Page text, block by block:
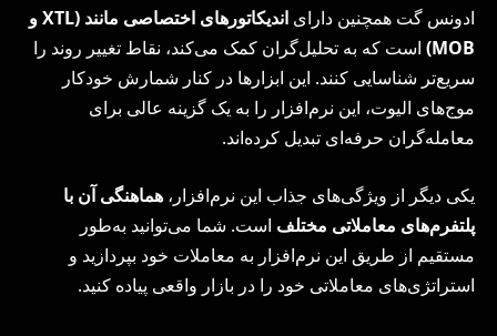
ادونس گت همچنین دارای اندیکاتورهای اختصاصی مانند (
XTLو
MOB
) است که به تحلیل‌گران کمک می‌کند، نقاط تغییر روند را
سریع‌تر شناسایی کنند. این ابزارها در کنار شمارش خودکار
موج‌های الیوت، این نرم‌افزار را به یک گزینه عالی برای
معامله‌گران حرفه‌ای تبدیل کرده‌اند.
یکی دیگر از ویژگی‌های جذاب این نرم‌افزار، هماهنگی آن با
پلتفرم‌های معاملاتی مختلف است. شما می‌توانید به‌طور
مستقیم از طریق این نرم‌افزار به معاملات خود بپردازید و
استراتژی‌های معاملاتی خود را در بازار واقعی پیاده کنید.